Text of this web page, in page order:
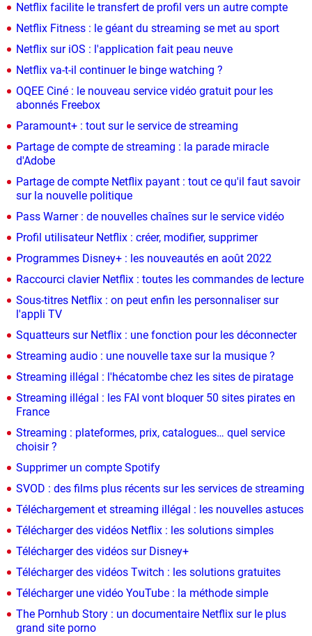
Netflix facilite le transfert de profil vers un autre compte
Netflix Fitness : le géant du streaming se met au sport
Netflix sur iOS : l'application fait peau neuve
Netflix va-t-il continuer le binge watching ?
OQEE Ciné : le nouveau service vidéo gratuit pour les
abonnés Freebox
Paramount+ : tout sur le service de streaming
Partage de compte de streaming : la parade miracle
d'Adobe
Partage de compte Netflix payant : tout ce qu'il faut savoir
sur la nouvelle politique
Pass Warner : de nouvelles chaînes sur le service vidéo
Profil utilisateur Netflix : créer, modifier, supprimer
Programmes Disney+ : les nouveautés en août 2022
Raccourci clavier Netflix : toutes les commandes de lecture
Sous-titres Netflix : on peut enfin les personnaliser sur
l'appli TV
Squatteurs sur Netflix : une fonction pour les déconnecter
Streaming audio : une nouvelle taxe sur la musique ?
Streaming illégal : l'hécatombe chez les sites de piratage
Streaming illégal : les FAI vont bloquer 50 sites pirates en
France
Streaming : plateformes, prix, catalogues… quel service
choisir ?
Supprimer un compte Spotify
SVOD : des films plus récents sur les services de streaming
Téléchargement et streaming illégal : les nouvelles astuces
Télécharger des vidéos Netflix : les solutions simples
Télécharger des vidéos sur Disney+
Télécharger des vidéos Twitch : les solutions gratuites
Télécharger une vidéo YouTube : la méthode simple
The Pornhub Story : un documentaire Netflix sur le plus
grand site porno